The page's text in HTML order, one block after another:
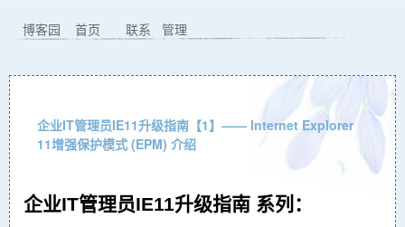
博客园 首页 联系 管理
企业IT管理员IE11升级指南【1】—— Internet Explorer
11增强保护模式 (EPM) 介绍
企业IT管理员IE11升级指南 系列：